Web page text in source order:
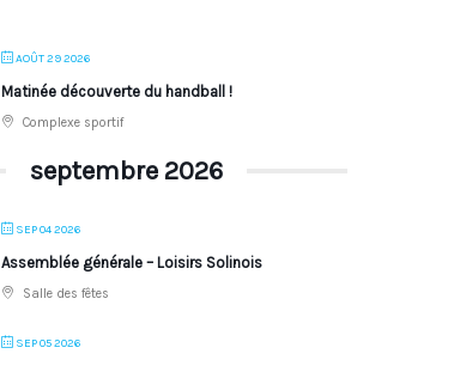
AOÛT 29 2026
Matinée découverte du handball !
Complexe sportif
septembre 2026
SEP 04 2026
Assemblée générale – Loisirs Solinois
Salle des fêtes
SEP 05 2026